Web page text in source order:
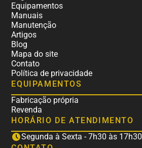
Equipamentos
Manuais
Manutenção
Artigos
Blog
Mapa do site
Contato
Política de privacidade
EQUIPAMENTOS
Fabricação própria
Revenda
HORÁRIO DE ATENDIMENTO
Segunda à Sexta - 7h30 às 17h30